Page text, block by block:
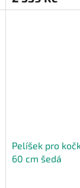
Pelíšek pro
60 cm šedá